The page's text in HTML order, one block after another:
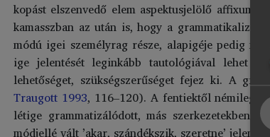
kopást elszenvedő elem aspektusjelölő
kamasszban az után is, hogy a
módú igei személyrag része, alapigéje pedig
ige jelentését leginkább tautológiával lehet
lehetőséget, szükségszerűséget fejez ki. A
Traugott 1993, 116–120). A fentiektől némileg
létige grammatizálódott, más szerkezetekben az
módjellé vált ’akar, szándékszik, szeretne’